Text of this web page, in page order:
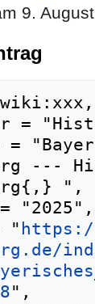
9.
---
",
"
",